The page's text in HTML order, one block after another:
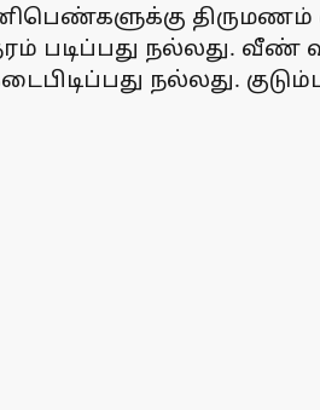
திருமணம்
படிப்பது நல்லது. வீண்
நல்லது.